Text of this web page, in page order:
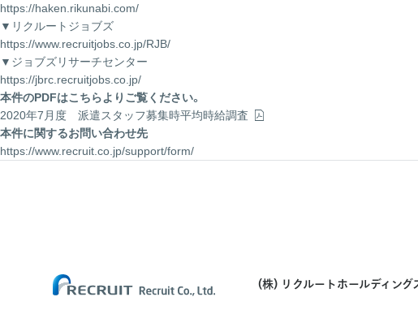
https://haken.rikunabi.com/
▼リクルートジョブズ
https://www.recruitjobs.co.jp/RJB/
▼ジョブズリサーチセンター
https://jbrc.recruitjobs.co.jp/
本件のPDFはこちらよりご覧ください。
2020年7月度 派遣スタッフ募集時平均時給調査
本件に関するお問い合わせ先
https://www.recruit.co.jp/support/form/
(株) リクルートホールディング